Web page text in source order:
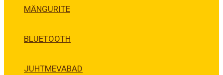
MÄNGURITE
BLUETOOTH
JUHTMEVABAD